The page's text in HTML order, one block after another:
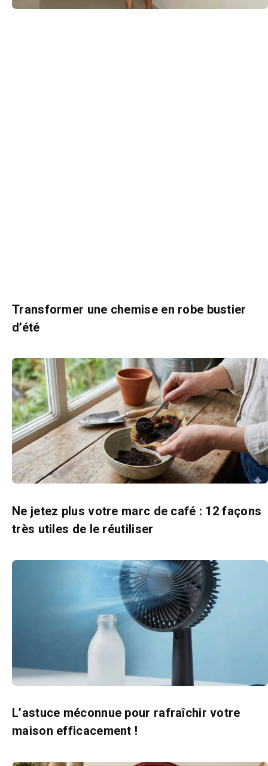
Transformer une chemise en robe bustier
d’été
Ne jetez plus votre marc de café : 12 façons
très utiles de le réutiliser
L’astuce méconnue pour rafraîchir votre
maison efficacement !